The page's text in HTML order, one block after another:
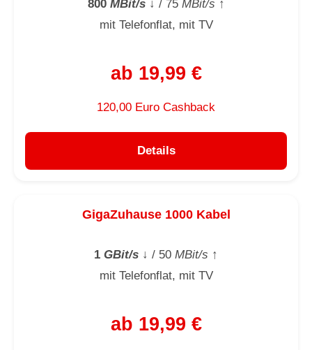
800MBit/s↓ / 75MBit/s ↑
mit Telefonflat, mit TV
ab 19,99 €
120,00 Euro Cashback
Details
GigaZuhause 1000 Kabel
1 GBit/s ↓ / 50 MBit/s ↑
mit Telefonflat, mit TV
ab 19,99 €